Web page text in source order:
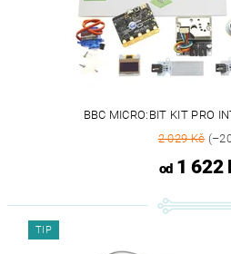
BBC MICRO:BIT KIT PRO
2 029 Kč
od1 622
TIP